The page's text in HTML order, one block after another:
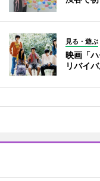
見る・遊ぶ
映画「
リバイ